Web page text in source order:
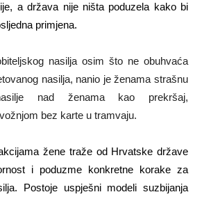
a država nije ništa poduzela kako bi
primjena.
nasilja osim što ne obuhvaća
nasilja, nanio je ženama strašnu
nad ženama kao prekršaj,
bez karte u tramvaju.
žene traže od Hrvatske države
i poduzme konkretne korake za
Postoje uspješni modeli suzbijanja